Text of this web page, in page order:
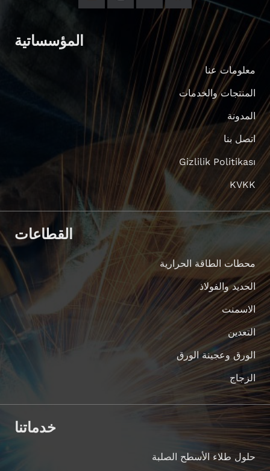
المؤسساتية
معلومات عنا
المنتجات والخدمات
المدونة
اتصل بنا
Gizlilik Politikası
KVKK
القطاعات
محطات الطاقة الحرارية
الحديد والفولاذ
الاسمنت
التعدين
الورق وعجينة الورق
الزجاج
خدماتنا
حلول طلاء الأسطح الصلبة